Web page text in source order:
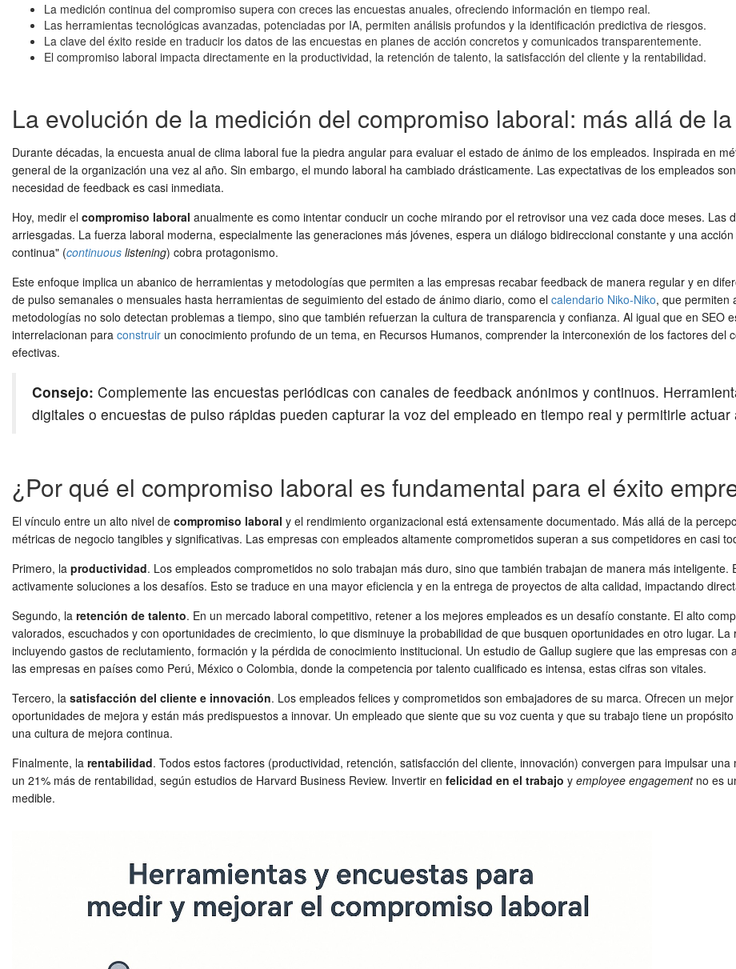
La medición continua del compromiso supera con creces las encuestas anuales, ofreciendo información en tiempo real.
Las herramientas tecnológicas avanzadas, potenciadas por IA, permiten análisis profundos y la identificación predictiva de riesgos.
La clave del éxito reside en traducir los datos de las encuestas en planes de acción concretos y comunicados transparentemente.
El compromiso laboral impacta directamente en la productividad, la retención de talento, la satisfacción del cliente y la rentabilidad.
La evolución de la medición del compromiso laboral: más allá de
Durante décadas, la encuesta anual de clima laboral fue la piedra angular para evaluar el estado de ánimo de los empleados. Inspirada en
general de la organización una vez al año. Sin embargo, el mundo laboral ha cambiado drásticamente. Las expectativas de los empleados
necesidad de feedback es casi inmediata.
Hoy, medir el compromiso laboral anualmente es como intentar conducir un coche mirando por el retrovisor una vez cada doce meses.
arriesgadas. La fuerza laboral moderna, especialmente las generaciones más jóvenes, espera un diálogo bidireccional constante y una
continua" (continuous listening) cobra protagonismo.
Este enfoque implica un abanico de herramientas y metodologías que permiten a las empresas recabar feedback de manera regular y en
de pulso semanales o mensuales hasta herramientas de seguimiento del estado de ánimo diario, como el calendario Niko-Niko, que permiten
metodologías no solo detectan problemas a tiempo, sino que también refuerzan la cultura de transparencia y confianza. Al igual que en SEO
interrelacionan para construir un conocimiento profundo de un tema, en Recursos Humanos, comprender la interconexión de los factores
efectivas.
Consejo: Complemente las encuestas periódicas con canales de feedback anónimos y continuos.
digitales o encuestas de pulso rápidas pueden capturar la voz del empleado en tiempo real y permitirle
¿Por qué el compromiso laboral es fundamental para el éxito
El vínculo entre un alto nivel de compromiso laboral y el rendimiento organizacional está extensamente documentado. Más allá de la
métricas de negocio tangibles y significativas. Las empresas con empleados altamente comprometidos superan a sus competidores en casi
Primero, la productividad. Los empleados comprometidos no solo trabajan más duro, sino que también trabajan de manera más
activamente soluciones a los desafíos. Esto se traduce en una mayor eficiencia y en la entrega de proyectos de alta calidad, impactando
Segundo, la retención de talento. En un mercado laboral competitivo, retener a los mejores empleados es un desafío constante. El alto
valorados, escuchados y con oportunidades de crecimiento, lo que disminuye la probabilidad de que busquen oportunidades en otro lugar.
incluyendo gastos de reclutamiento, formación y la pérdida de conocimiento institucional. Un estudio de Gallup sugiere que las empresas
las empresas en países como Perú, México o Colombia, donde la competencia por talento cualificado es intensa, estas cifras son vitales.
Tercero, la satisfacción del cliente e innovación. Los empleados felices y comprometidos son embajadores de su marca. Ofrecen un
oportunidades de mejora y están más predispuestos a innovar. Un empleado que siente que su voz cuenta y que su trabajo tiene un
una cultura de mejora continua.
Finalmente, la rentabilidad. Todos estos factores (productividad, retención, satisfacción del cliente, innovación) convergen para impulsar
un 21% más de rentabilidad, según estudios de Harvard Business Review. Invertir en felicidad en el trabajo y employee engagementno es
medible.